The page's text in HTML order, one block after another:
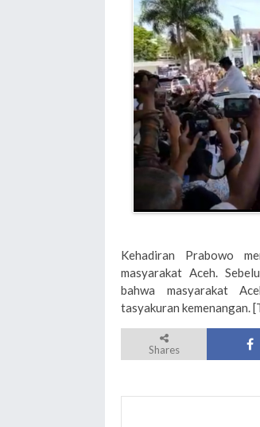
Kehadiran Prabowo
masyarakat Aceh.
bahwa masyarakat
tasyakuran kemenangan.
Shares